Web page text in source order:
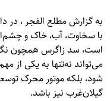
به گزارشمطلع الفجر ، در
با سخاوت، آب، خاک و
است، سد زاگرس همچون
می‌تواند نه‌تنها به یکی
شود، بلکه موتور محرک
گیلان‌غرب نیز باشد.